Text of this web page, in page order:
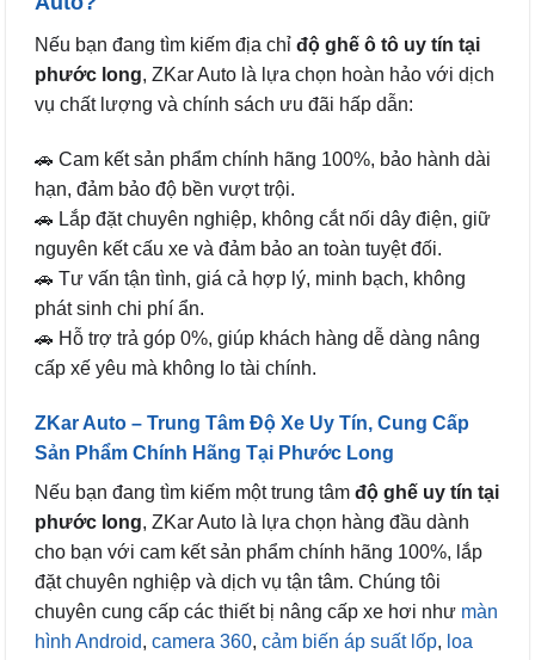
Nếu bạn đang tìm kiếm địa chỉ độ ghế ô tô uy tín tại
phước long, ZKar Auto là lựa chọn hoàn hảo với dịch
vụ chất lượng và chính sách ưu đãi hấp dẫn:
🚗 Cam kết sản phẩm chính hãng 100%, bảo hành dài
hạn, đảm bảo độ bền vượt trội.
🚗 Lắp đặt chuyên nghiệp, không cắt nối dây điện, giữ
nguyên kết cấu xe và đảm bảo an toàn tuyệt đối.
🚗 Tư vấn tận tình, giá cả hợp lý, minh bạch, không
phát sinh chi phí ẩn.
🚗 Hỗ trợ trả góp 0%, giúp khách hàng dễ dàng nâng
cấp xế yêu mà không lo tài chính.
ZKar Auto – Trung Tâm Độ Xe Uy Tín, Cung Cấp
Sản Phẩm Chính Hãng Tại Phước Long
Nếu bạn đang tìm kiếm một trung tâm độ ghế uy tín tại
phước long, ZKar Auto là lựa chọn hàng đầu dành
cho bạn với cam kết sản phẩm chính hãng 100%, lắp
đặt chuyên nghiệp và dịch vụ tận tâm. Chúng tôi
chuyên cung cấp các thiết bị nâng cấp xe hơi như màn
hình Android, camera 360, cảm biến áp suất lốp, loa